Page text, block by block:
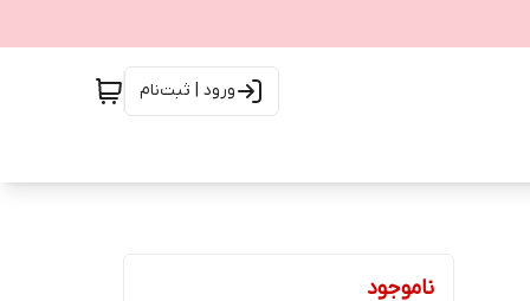
ورود | ثبت‌نام
ناموجود